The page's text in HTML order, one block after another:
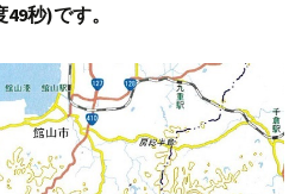
秒)です。